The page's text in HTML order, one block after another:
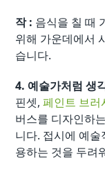
작 : 음식을 칠 때
위해 가운데에서
습니다.
4. 예술가처럼 생
핀셋,페인트 브러
버스를 디자인하
니다. 접시에 예
용하는 것을 두려